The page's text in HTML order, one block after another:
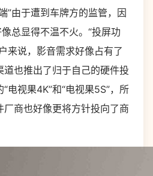
”由于遭到车牌方的监管，因
总显得不温不火。“投屏功
来说，影音需求好像占有了
道也推出了归于自己的硬件投
电视果4K”和“电视果5S”，所
厂商也好像更将方针投向了商